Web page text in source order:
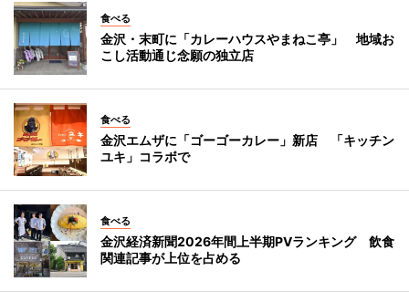
食べる
金沢・末町に「カレーハウスやまねこ亭」 地域お
こし活動通じ念願の独立店
食べる
金沢エムザに「ゴーゴーカレー」新店 「キッチン
ユキ」コラボで
食べる
金沢経済新聞2026年間上半期PVランキング 飲食
関連記事が上位を占める